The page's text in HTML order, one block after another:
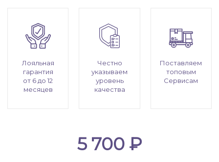
Лояльная
гарантия
от 6 до 12
месяцев
Честно
указываем
уровень
качества
Поставляем
топовым
Сервисам
5 700 ₽